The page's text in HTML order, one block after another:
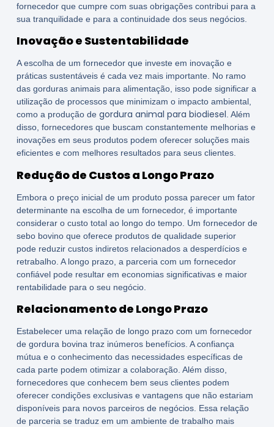
fornecedor que cumpre com suas obrigações contribui para a
sua tranquilidade e para a continuidade dos seus negócios.
Inovação e Sustentabilidade
A escolha de um fornecedor que investe em inovação e
práticas sustentáveis é cada vez mais importante. No ramo
das gorduras animais para alimentação, isso pode significar a
utilização de processos que minimizam o impacto ambiental,
como a produção de gordura animal para biodiesel. Além
disso, fornecedores que buscam constantemente melhorias e
inovações em seus produtos podem oferecer soluções mais
eficientes e com melhores resultados para seus clientes.
Redução de Custos a Longo Prazo
Embora o preço inicial de um produto possa parecer um fator
determinante na escolha de um fornecedor, é importante
considerar o custo total ao longo do tempo. Um fornecedor de
sebo bovino que oferece produtos de qualidade superior
pode reduzir custos indiretos relacionados a desperdícios e
retrabalho. A longo prazo, a parceria com um fornecedor
confiável pode resultar em economias significativas e maior
rentabilidade para o seu negócio.
Relacionamento de Longo Prazo
Estabelecer uma relação de longo prazo com um fornecedor
de gordura bovina traz inúmeros benefícios. A confiança
mútua e o conhecimento das necessidades específicas de
cada parte podem otimizar a colaboração. Além disso,
fornecedores que conhecem bem seus clientes podem
oferecer condições exclusivas e vantagens que não estariam
disponíveis para novos parceiros de negócios. Essa relação
de parceria se traduz em um ambiente de trabalho mais